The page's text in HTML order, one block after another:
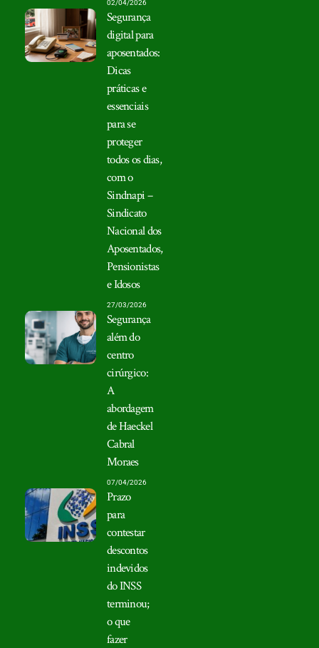
02/04/2026
Segurança
digital para
aposentados:
Dicas
práticas e
essenciais
para se
proteger
todos os dias,
com o
Sindnapi –
Sindicato
Nacional dos
Aposentados,
Pensionistas
e Idosos
27/03/2026
Segurança
além do
centro
cirúrgico:
A
abordagem
de Haeckel
Cabral
Moraes
07/04/2026
Prazo
para
contestar
descontos
indevidos
do INSS
terminou;
o que
fazer